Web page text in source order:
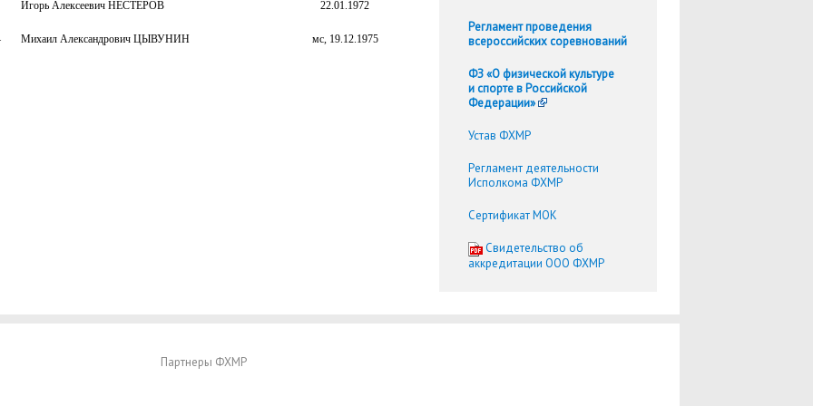
Регламент проведения
всероссийских соревнований
ФЗ «О физической культуре
и спорте в Российской
Федерации»
Устав ФХМР
Регламент деятельности
Исполкома ФХМР
Сертификат МОК
Cвидетельство об
аккредитации ООО ФХМР
Игорь Алексеевич НЕСТЕРОВ 22.01.1972
Михаил Александрович ЦЫВУНИН мс, 19.12.1975
Партнеры ФХМР